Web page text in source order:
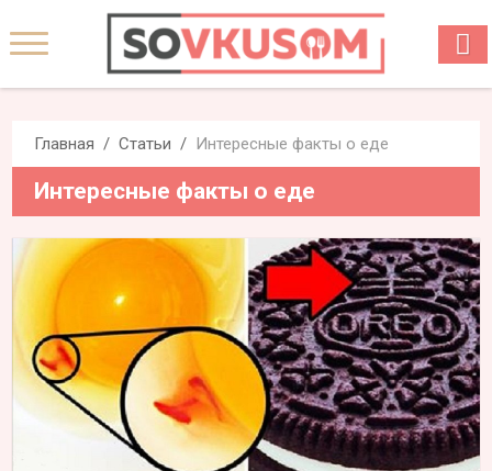
Главная Статьи Интересные факты о еде
Интересные факты о еде